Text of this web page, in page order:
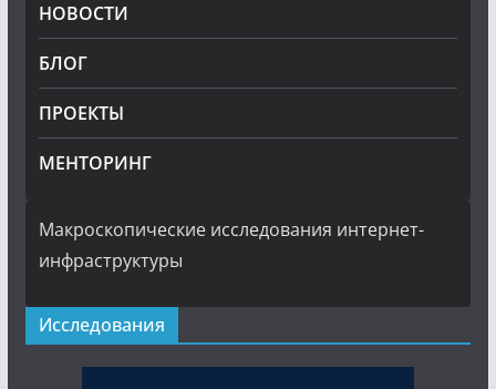
НОВОСТИ
БЛОГ
ПРОЕКТЫ
МЕНТОРИНГ
Макроскопические исследования интернет-
инфраструктуры
Исследования